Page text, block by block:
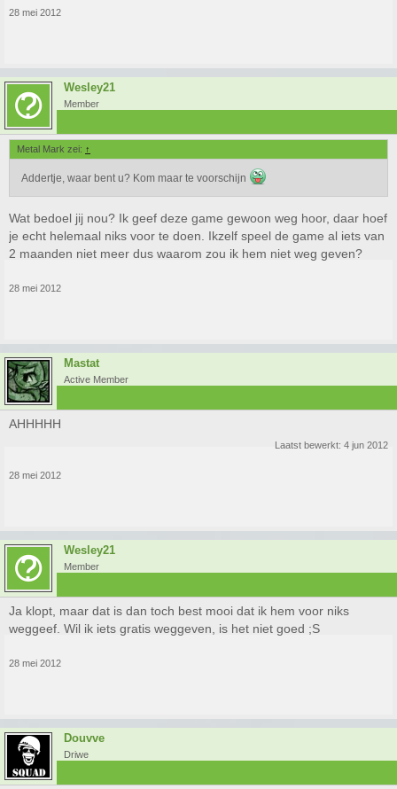
28 mei 2012
Wesley21
Member
Metal Mark zei: ↑
Addertje, waar bent u? Kom maar te voorschijn
Wat bedoel jij nou? Ik geef deze game gewoon weg hoor, daar hoef
je echt helemaal niks voor te doen. Ikzelf speel de game al iets van
2 maanden niet meer dus waarom zou ik hem niet weg geven?
28 mei 2012
Mastat
Active Member
AHHHHH
Laatst bewerkt: 4 jun 2012
28 mei 2012
Wesley21
Member
Ja klopt, maar dat is dan toch best mooi dat ik hem voor niks
weggeef. Wil ik iets gratis weggeven, is het niet goed ;S
28 mei 2012
Douvve
Driwe